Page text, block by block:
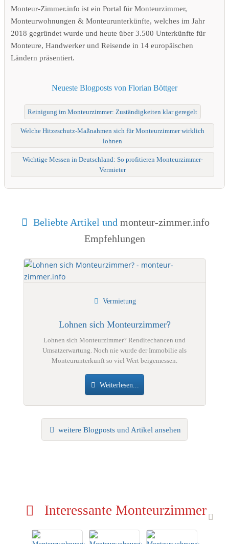
Beliebte Artikel undmonteur-zimmer.info
Empfehlungen
Lohnen sich Monteurzimmer?
Vermietung
Lohnen sich Monteurzimmer? Renditechancen und
Umsatzerwartung. Noch nie wurde der Immobilie als
Monteurunterkunft so viel Wert beigemessen.
Weiterlesen...
weitere Blogposts und Artikel ansehen
Interessante Monteurzimmer
Monteur-Zimmer.info ist ein Portal für Monteurzimmer,
Monteurwohnungen & Monteurunterkünfte, welches im Jahr
2018 gegründet wurde und heute über 3.500 Unterkünfte für
Monteure, Handwerker und Reisende in 14 europäischen
Ländern präsentiert.
Neueste Blogposts von Florian Böttger
Reinigung im Monteurzimmer: Zuständigkeiten klar geregelt
Welche Hitzeschutz-Maßnahmen sich für Monteurzimmer wirklich
lohnen
Wichtige Messen in Deutschland: So profitieren Monteurzimmer-
Vermieter